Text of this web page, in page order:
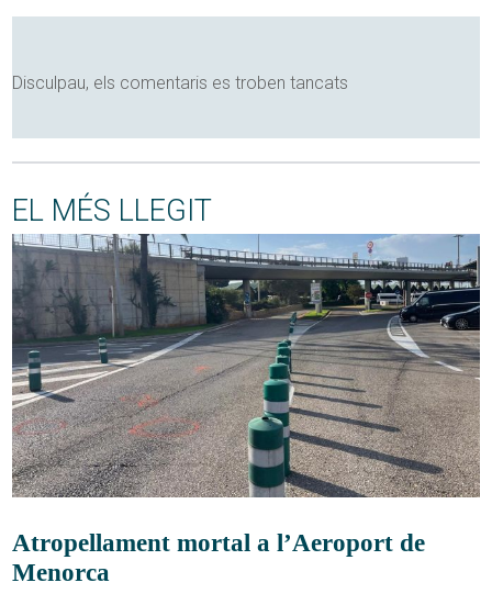
Disculpau, els comentaris es troben tancats
EL MÉS LLEGIT
Atropellament mortal a l’Aeroport de
Menorca